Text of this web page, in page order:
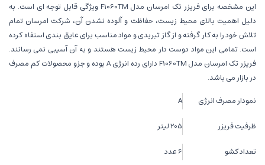
این مشخصه برای فریزر تک امرسان مدل F1060TM ویژگی قابل توجه ای است. به
دلیل اهمیت بالای محیط زیست، حفاظت و آلوده نشدن آن، شرکت امرسان تمام
تلاش خود را به کار گرفته و از گاز تبریدی و مواد مناسب برای عایق بندی استفاه کرده
است. تمامی این مواد دوست دار محیط زیست هستند و به آن آسیبی نمی رسانند.
فریزر تک امرسان مدل F1060TM دارای رده انرژی A بوده و جزو محصولات کم مصرف
در بازار می باشد.
نمودار مصرف انرژی
A
ظرفیت فریزر 205 لیتر
تعداد کشو 6 عدد